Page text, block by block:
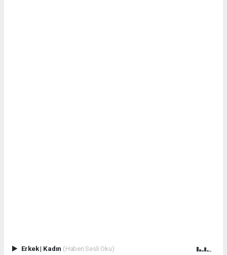
Erkek| Kadın (Haberi Sesli Oku)